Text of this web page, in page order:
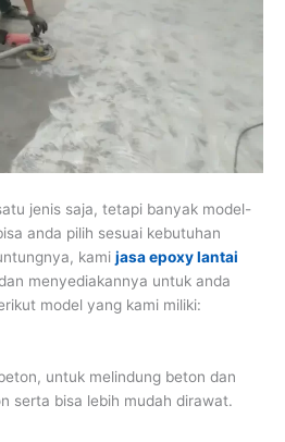
jenis saja, tetapi banyak model-
anda pilih sesuai kebutuhan
kami jasa epoxy lantai
menyediakannya untuk anda
model yang kami miliki:
untuk melindung beton dan
serta bisa lebih mudah dirawat.